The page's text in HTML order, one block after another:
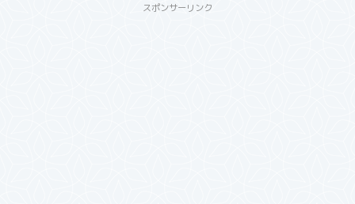
スポンサーリンク